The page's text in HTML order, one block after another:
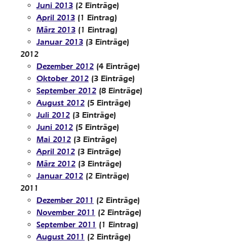
Juni 2013 (2 Einträge)
April 2013 (1 Eintrag)
März 2013 (1 Eintrag)
Januar 2013 (3 Einträge)
2012
Dezember 2012 (4 Einträge)
Oktober 2012 (3 Einträge)
September 2012 (8 Einträge)
August 2012 (5 Einträge)
Juli 2012 (3 Einträge)
Juni 2012 (5 Einträge)
Mai 2012 (3 Einträge)
April 2012 (3 Einträge)
März 2012 (3 Einträge)
Januar 2012 (2 Einträge)
2011
Dezember 2011 (2 Einträge)
November 2011 (2 Einträge)
September 2011 (1 Eintrag)
August 2011 (2 Einträge)